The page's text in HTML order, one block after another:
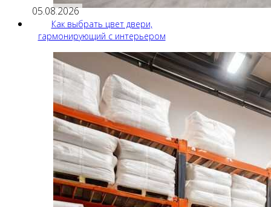
05.08.2026
Как выбрать цвет двери,
гармонирующий с интерьером